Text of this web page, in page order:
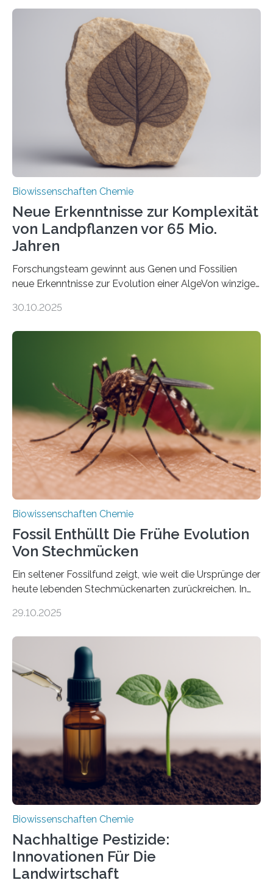
der Ruhr-Universität Bochum um Prof. Dr. Ralf Erdmann
und Dr. Ismaila Francis Yusuf hat nun einen bislang
unbekannten Qualitätskontrollmechanismus des
peroxisomalen Proteintransports in der Bäckerhefe
Saccharomyces cerevisiae entdeckt, der für die
Funktionsfähigkeit der Organellen entscheidend ist. Die
Studie wurde am 28. Oktober 2025 in der
Fachzeitschrift…
Biowissenschaften Chemie
Neue Erkenntnisse zur Komplexität
von Landpflanzen vor 65 Mio.
Jahren
Forschungsteam gewinnt aus Genen und Fossilien
neue Erkenntnisse zur Evolution einer AlgeVon winzigen
Landpflanzen zählen zu den komplexesten
Grünalgen, die vor Hunderten von Millionen Jahren
lebten. Unter den Vorfahren sticht eine Gruppe heraus,
die noch heute in der Natur vorkommt: die
Süßwasseralge Coleochaetophyceae. Einige Arten
dieser Gruppe bilden aus Zellfäden dichte Geflechte
mit scheibenförmiger Gestalt. Was auffällig ist: Die
nächsten…
30.10.2025
Biowissenschaften Chemie
Fossil Enthüllt Die Frühe Evolution
Von Stechmücken
Ein seltener Fossilfund zeigt, wie weit die Ursprünge der
heute lebenden Stechmückenarten zurückreichen. In
Forschende die bisher älteste bekannte Stechmücken-
Region Kachin in Myanmar und hat sich in
ausgezeichnetem Zustand erhalten. Es konnte als neue
Art einer neuen Gattung beschrieben werden und trägt
nun den Namen Cretosabethes primaevus. Dieser erste
fossile Nachweis einer Stechmückenlarve in Bernstein
stellt gleichzeitig den ersten Fossilfund einer
Mückenlarve aus dem Mesozoikum dar, denn…
29.10.2025
Biowissenschaften Chemie
Nachhaltige Pestizide:
Innovationen Für Die
Landwirtschaft